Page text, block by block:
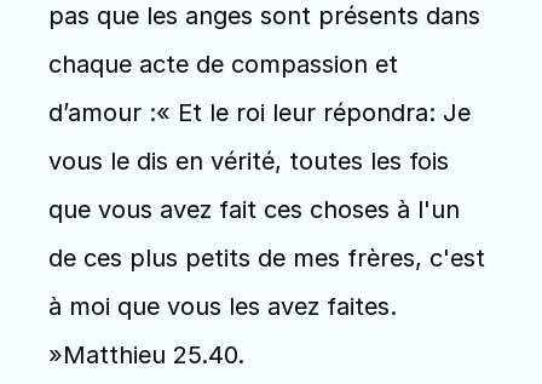
pas que les anges sont présents dans
chaque acte de compassion et
d’amour :« Et le roi leur répondra: Je
vous le dis en vérité, toutes les fois
que vous avez fait ces choses à l'un
de ces plus petits de mes frères, c'est
à moi que vous les avez faites.
»Matthieu 25.40.